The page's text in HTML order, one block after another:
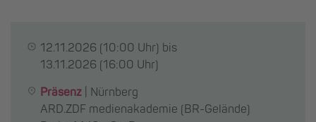
12.11.2026 (10:00 Uhr) bis
13.11.2026 (16:00 Uhr)
Präsenz
Nürnberg
ARD.ZDF medienakademie (BR-Gelände)